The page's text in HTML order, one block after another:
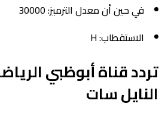
في حين أن معدل الترميز: 30000
الاستقطاب: H
النايل سات